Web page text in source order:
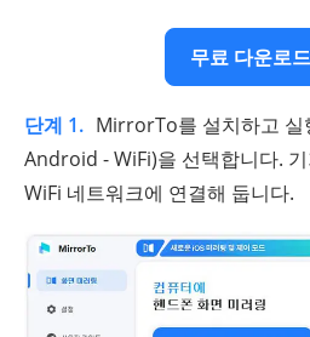
무료 다운로드
단계 1. MirrorTo를 설치하고 실
Android - WiFi)을 선택합니다.
WiFi 네트워크에 연결해 둡니다.